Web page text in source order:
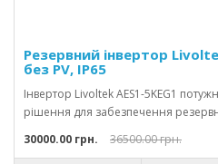
Резервний інвертор
без PV, IP65
Інвертор Livoltek AES1-5KEG1
рішення для забезпечення
30000.00 грн. 36500.00 грн.